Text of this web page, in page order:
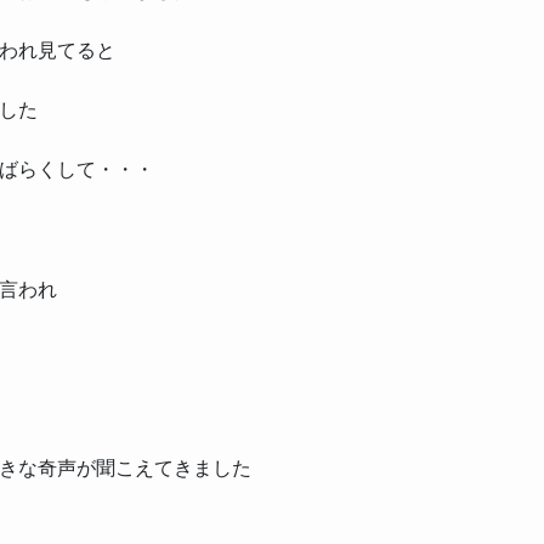
れ見てると
た
らくして・・・
われ
な奇声が聞こえてきました